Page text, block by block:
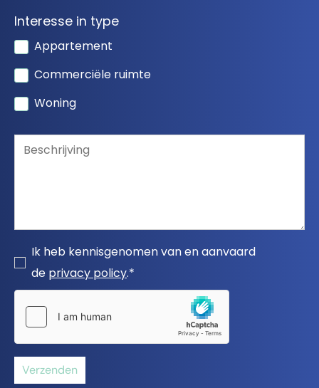
Appartement
Commerciële ruimte
Woning
Interesse in type
Ik heb kennisgenomen van en aanvaard
de privacy policy.*
Verzenden